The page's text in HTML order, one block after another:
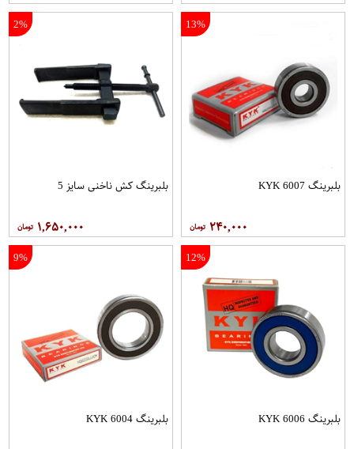
13%
بلبرینگ 6007 KYK
۲۴۰,۰۰۰
2%
بلبرینگ کش ناخنی سایز 5
۱,۶۵۰,۰۰۰
12%
بلبرینگ 6006 KYK
9%
بلبرینگ 6004 KYK